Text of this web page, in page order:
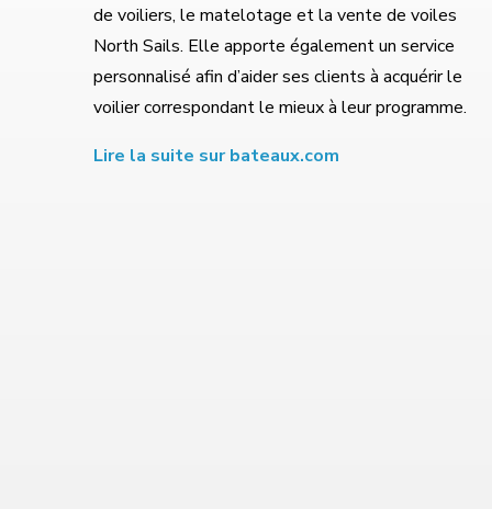
de voiliers, le matelotage et la vente de voiles
North Sails. Elle apporte également un service
personnalisé afin d’aider ses clients à acquérir le
voilier correspondant le mieux à leur programme.
Lire la suite sur bateaux.com